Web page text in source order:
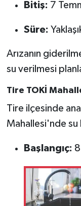
Bitiş: 7
Süre:
Arızanın
su verilmesi
Tire TOKİ
Tire ilçesinde
Mahallesi'nde su
Başlangıç: